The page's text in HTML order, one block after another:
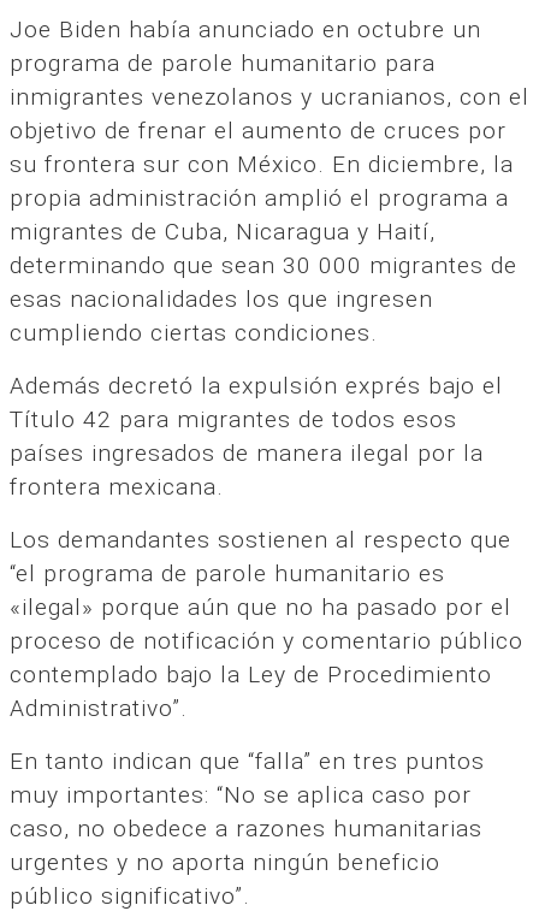
Joe Biden había anunciado en octubre un
programa de parole humanitario para
inmigrantes venezolanos y ucranianos, con el
objetivo de frenar el aumento de cruces por
su frontera sur con México. En diciembre, la
propia administración amplió el programa a
migrantes de Cuba, Nicaragua y Haití,
determinando que sean 30 000 migrantes de
esas nacionalidades los que ingresen
cumpliendo ciertas condiciones.
Además decretó la expulsión exprés bajo el
Título 42 para migrantes de todos esos
países ingresados de manera ilegal por la
frontera mexicana.
Los demandantes sostienen al respecto que
“el programa de parole humanitario es
«ilegal» porque aún que no ha pasado por el
proceso de notificación y comentario público
contemplado bajo la Ley de Procedimiento
Administrativo”.
En tanto indican que “falla” en tres puntos
muy importantes: “No se aplica caso por
caso, no obedece a razones humanitarias
urgentes y no aporta ningún beneficio
público significativo”.